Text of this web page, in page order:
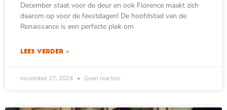
December staat voor de deur en ook Florence maakt zich
daarom op voor de feestdagen! De hoofdstad van de
Renaissance is een perfecte plek om
LEES VERDER »
november 27, 2024 Geen reacties